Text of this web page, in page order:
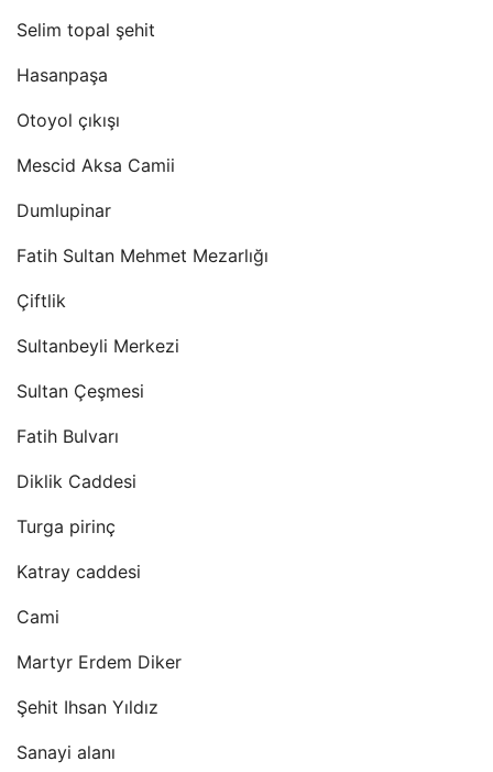
Selim topal şehit
Hasanpaşa
Otoyol çıkışı
Mescid Aksa Camii
Dumlupinar
Fatih Sultan Mehmet Mezarlığı
Çiftlik
Sultanbeyli Merkezi
Sultan Çeşmesi
Fatih Bulvarı
Diklik Caddesi
Turga pirinç
Katray caddesi
Cami
Martyr Erdem Diker
Şehit Ihsan Yıldız
Sanayi alanı